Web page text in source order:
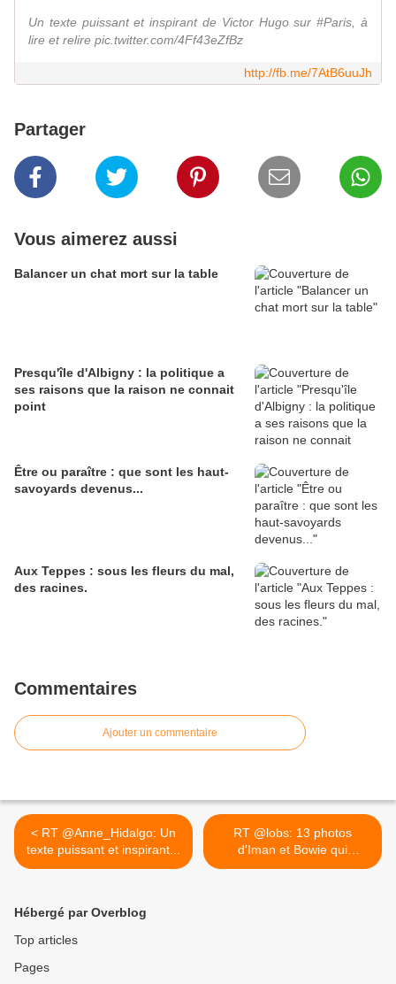
Un texte puissant et inspirant de Victor Hugo sur #Paris, à
lire et relire pic.twitter.com/4Ff43eZfBz
http://fb.me/7AtB6uuJh
Partager
Vous aimerez aussi
Balancer un chat mort sur la table
Presqu'île d'Albigny : la politique a
ses raisons que la raison ne connait
point
Être ou paraître : que sont les haut-
savoyards devenus...
Aux Teppes : sous les fleurs du mal,
des racines.
Commentaires
Ajouter un commentaire
< RT @Anne_Hidalgo: Un
texte puissant et inspirant...
RT @lobs: 13 photos
d'Iman et Bowie qui
redonnent... >
Hébergé par Overblog
Top articles
Pages